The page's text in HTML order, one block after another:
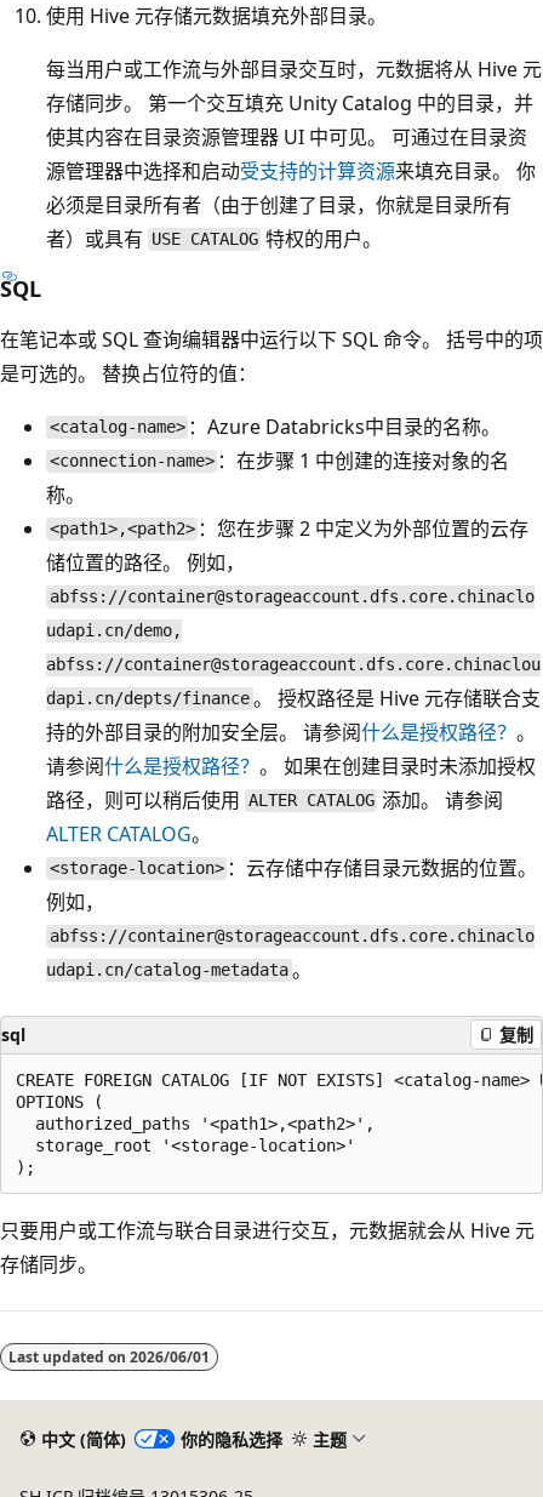
使用 Hive 元存储元数据填充外部目录。
每当用户或工作流与外部目录交互时，元数据将从 Hive 元
存储同步。 第一个交互填充 Unity Catalog 中的目录，并
使其内容在目录资源管理器 UI 中可见。 可通过在目录资
源管理器中选择和启动受支持的计算资源来填充目录。 你
必须是目录所有者（由于创建了目录，你就是目录所有
者）或具有 USE CATALOG 特权的用户。
SQL
在笔记本或 SQL 查询编辑器中运行以下 SQL 命令。 括号中的项
是可选的。 替换占位符的值：
<catalog-name> ：Azure Databricks中目录的名称。
<connection-name> ：在步骤 1 中创建的连接对象的名
称。
<path1>,<path2> ：您在步骤 2 中定义为外部位置的云存
储位置的路径。 例如，
abfss://container@storageaccount.dfs.core.chinaclo
udapi.cn/demo,
abfss://container@storageaccount.dfs.core.chinaclou
dapi.cn/depts/finance。 授权路径是 Hive 元存储联合支
持的外部目录的附加安全层。 请参阅什么是授权路径？ 。
请参阅什么是授权路径？ 。 如果在创建目录时未添加授权
路径，则可以稍后使用 ALTER CATALOG 添加。 请参阅
ALTER CATALOG。
<storage-location> ：云存储中存储目录元数据的位置。
例如，
abfss://container@storageaccount.dfs.core.chinaclo
udapi.cn/catalog-metadata。
sql 复制
CREATE FOREIGN CATALOG [IF NOT EXISTS] <catalog-name>
OPTIONS (
  authorized_paths '<path1>,<path2>',
  storage_root '<storage-location>'
只要用户或工作流与联合目录进行交互，元数据就会从 Hive 元
存储同步。
Last updated on 2026/06/01
中文 (简体) 你的隐私选择 主题